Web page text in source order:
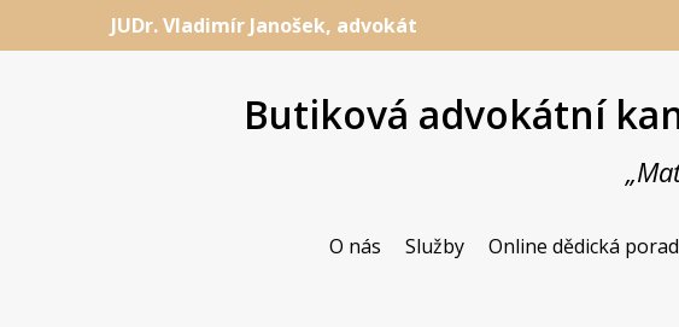
JUDr. Vladimír Janošek, advokát
Butiková advokátní
O nás Služby Online dědická